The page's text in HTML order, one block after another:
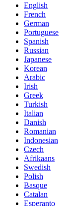
English
French
German
Portuguese
Spanish
Russian
Japanese
Korean
Arabic
Irish
Greek
Turkish
Italian
Danish
Romanian
Indonesian
Czech
Afrikaans
Swedish
Polish
Basque
Catalan
Esperanto